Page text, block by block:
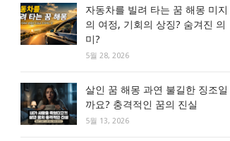
자동차를 빌려 타는 꿈 해몽 미지
의 여정, 기회의 상징? 숨겨진 의
미?
5월 28, 2026
살인 꿈 해몽 과연 불길한 징조일
까요? 충격적인 꿈의 진실
5월 13, 2026